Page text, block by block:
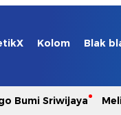
Kolom Blak
Bumi Sriwijaya